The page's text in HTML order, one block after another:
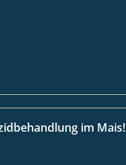
im Mais!